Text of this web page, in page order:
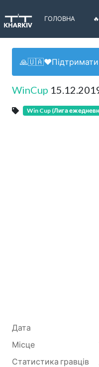
ГОЛОВНА
🙏🇺🇦❤️Підтримати
WinCup
Win Cup (Лига
Дата
Місце
Статистика гравців